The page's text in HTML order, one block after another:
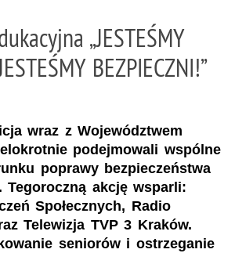
„JESTEŚMY
BEZPIECZNI!”
wraz z Województwem
podejmowali wspólne
poprawy bezpieczeństwa
Tegoroczną akcję wsparli:
Społecznych, Radio
Telewizja TVP 3 Kraków.
seniorów i ostrzeganie